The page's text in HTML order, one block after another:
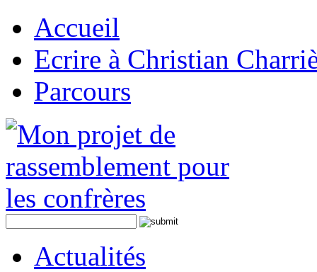
Accueil
Ecrire à Christian
Parcours
Actualités